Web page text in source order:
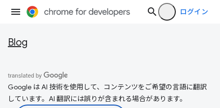
ログイン
Blog
Google は AI 技術を使用して、コンテンツをご希望の言語に翻訳
しています。AI 翻訳には誤りが含まれる場合があります。